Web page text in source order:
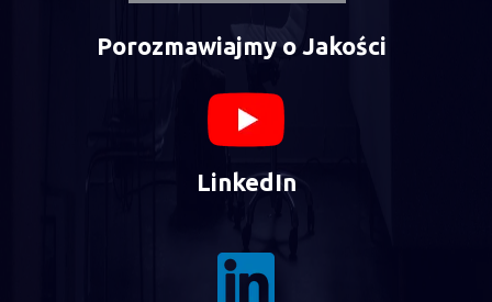
LinkedIn
Porozmawiajmy o Jakości